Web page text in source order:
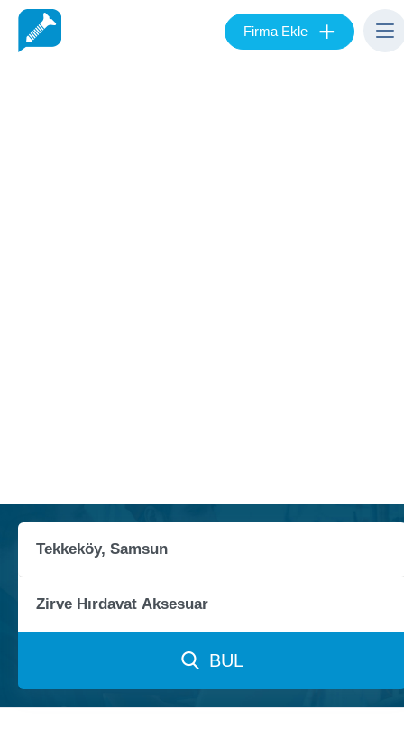
Firma Ekle +
BUL